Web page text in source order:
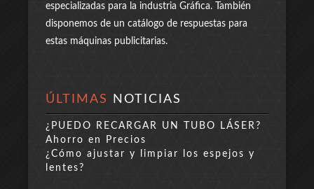
especializadas para la industria Gráfica. También
disponemos de un catálogo de respuestas para
estas máquinas publicitarias.
ÚLTIMAS NOTICIAS
¿PUEDO RECARGAR UN TUBO LÁSER?
Ahorro en Precios
¿Cómo ajustar y limpiar los espejos y
lentes?